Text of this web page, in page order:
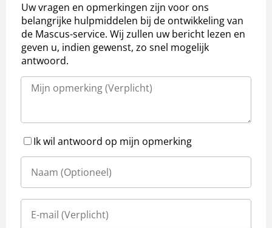
Uw vragen en opmerkingen zijn voor ons
belangrijke hulpmiddelen bij de ontwikkeling van
de Mascus-service. Wij zullen uw bericht lezen en
geven u, indien gewenst, zo snel mogelijk
antwoord.
Ik wil antwoord op mijn opmerking